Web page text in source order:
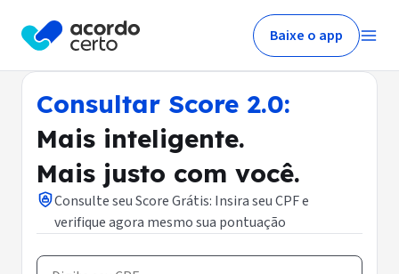
Baixe o app
Consultar Score 2.0:
Mais inteligente.
Mais justo com você.
Consulte seu Score Grátis: Insira seu CPF e
verifique agora mesmo sua pontuação